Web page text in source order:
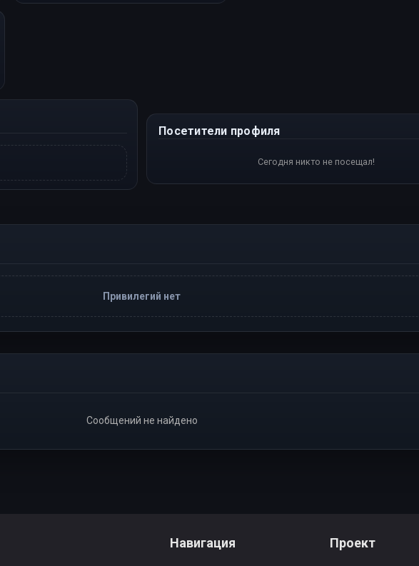
Посетители профиля
Сегодня никто не посещал!
Привилегий нет
Сообщений не найдено
Навигация Проект